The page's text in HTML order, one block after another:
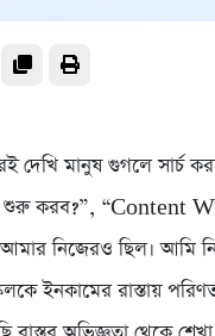
দেখি মানুষ গুগলে সার্চ
শুরু করব?”,
নিজেরও ছিল। আমি
ইনকামের রাস্তায়